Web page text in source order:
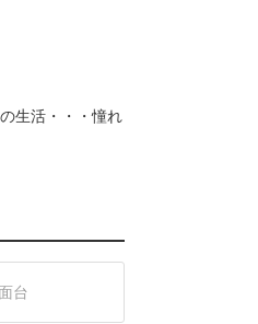
生活・・・憧れ
台